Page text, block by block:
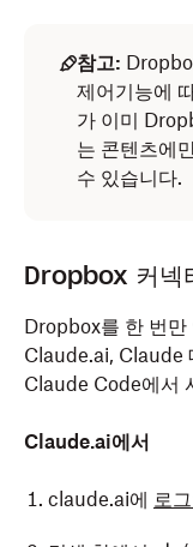
참고:
제어기능에
가 이미
는 콘텐츠에
수 있습니다.
Dropbox 커넥
Dropbox를 한 번
Claude.ai, Claude
Claude Code에서
Claude.ai에서
claude.ai에 로